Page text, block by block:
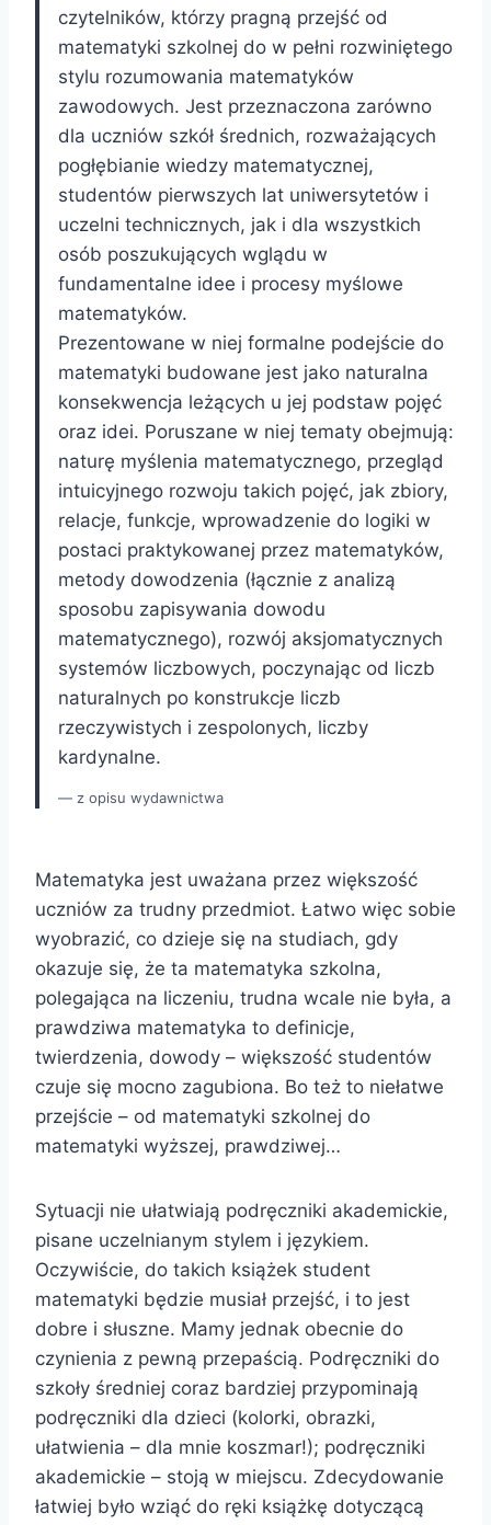
czytelników, którzy pragną przejść od
matematyki szkolnej do w pełni rozwiniętego
stylu rozumowania matematyków
zawodowych. Jest przeznaczona zarówno
dla uczniów szkół średnich, rozważających
pogłębianie wiedzy matematycznej,
studentów pierwszych lat uniwersytetów i
uczelni technicznych, jak i dla wszystkich
osób poszukujących wglądu w
fundamentalne idee i procesy myślowe
matematyków.
Prezentowane w niej formalne podejście do
matematyki budowane jest jako naturalna
konsekwencja leżących u jej podstaw pojęć
oraz idei. Poruszane w niej tematy obejmują:
naturę myślenia matematycznego, przegląd
intuicyjnego rozwoju takich pojęć, jak zbiory,
relacje, funkcje, wprowadzenie do logiki w
postaci praktykowanej przez matematyków,
metody dowodzenia (łącznie z analizą
sposobu zapisywania dowodu
matematycznego), rozwój aksjomatycznych
systemów liczbowych, poczynając od liczb
naturalnych po konstrukcje liczb
rzeczywistych i zespolonych, liczby
kardynalne.
z opisu wydawnictwa
Matematyka jest uważana przez większość
uczniów za trudny przedmiot. Łatwo więc sobie
wyobrazić, co dzieje się na studiach, gdy
okazuje się, że ta matematyka szkolna,
polegająca na liczeniu, trudna wcale nie była, a
prawdziwa matematyka to definicje,
twierdzenia, dowody – większość studentów
czuje się mocno zagubiona. Bo też to niełatwe
przejście – od matematyki szkolnej do
matematyki wyższej, prawdziwej…
Sytuacji nie ułatwiają podręczniki akademickie,
pisane uczelnianym stylem i językiem.
Oczywiście, do takich książek student
matematyki będzie musiał przejść, i to jest
dobre i słuszne. Mamy jednak obecnie do
czynienia z pewną przepaścią. Podręczniki do
szkoły średniej coraz bardziej przypominają
podręczniki dla dzieci (kolorki, obrazki,
ułatwienia – dla mnie koszmar!); podręczniki
akademickie – stoją w miejscu. Zdecydowanie
łatwiej było wziąć do ręki książkę dotyczącą